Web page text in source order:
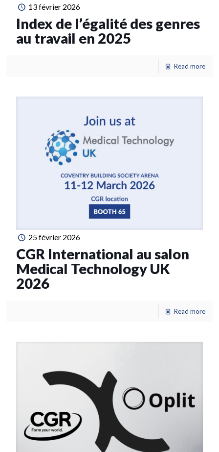
13 février 2026
Index de l’égalité des genres
au travail en 2025
Read more
25 février 2026
CGR International au salon
Medical Technology UK
2026
Read more